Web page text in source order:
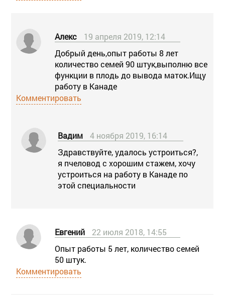
Алекс
19 апреля 2019, 12:14
Добрый день,опыт работы 8 лет
количество семей 90 штук,выполню все
функции в плодь до вывода маток.Ищу
работу в Канаде
Комментировать
Вадим
4 ноября 2019, 16:14
Здравствуйте, удалось устроиться?,
я пчеловод с хорошим стажем, хочу
устроиться на работу в Канаде по
этой специальности
Евгений
22 июля 2018, 14:55
Опыт работы 5 лет, количество семей
50 штук.
Комментировать